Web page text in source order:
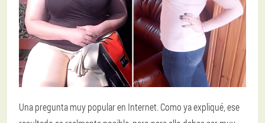
Una pregunta muy popular en Internet. Como ya expliqué, ese